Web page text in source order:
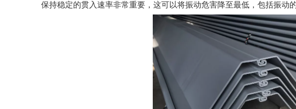
保持稳定的贯入速率非常重要，这可以将振动危害降至最低，包括振动